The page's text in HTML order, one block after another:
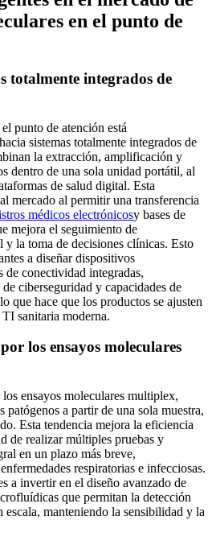
en el punto de
totalmente integrados de
punto de atención está
sistemas totalmente integrados de
la extracción, amplificación y
dentro de una sola unidad portátil, al
de salud digital. Esta
mercado al permitir una transferencia
médicos electrónicosy bases de
mejora el seguimiento de
y la toma de decisiones clínicas. Esto
a diseñar dispositivos
de conectividad integradas,
ciberseguridad y capacidades de
que hace que los productos se ajusten
sanitaria moderna.
los ensayos moleculares
ensayos moleculares multiplex,
patógenos a partir de una sola muestra,
Esta tendencia mejora la eficiencia
de realizar múltiples pruebas y
en un plazo más breve,
respiratorias e infecciosas.
a invertir en el diseño avanzado de
que permitan la detección
manteniendo la sensibilidad y la